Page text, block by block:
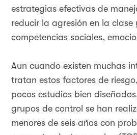
estrategias efectivas de
reducir la agresión en la clase
competencias sociales,
Aun cuando existen muchas
tratan estos factores de
pocos estudios bien
grupos de control se han
menores de seis años con